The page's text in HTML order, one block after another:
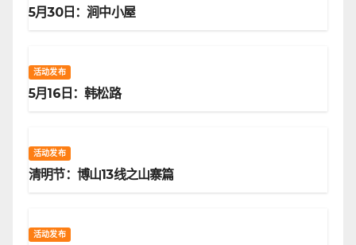
5月30日：涧中小屋
活动发布
5月16日：韩松路
活动发布
清明节：博山13线之山寨篇
活动发布